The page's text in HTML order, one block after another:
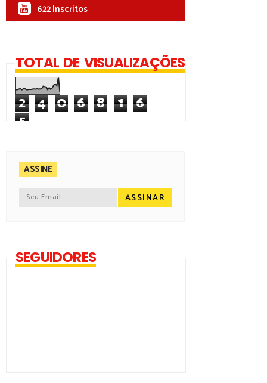
622 Inscritos
TOTAL DE VISUALIZAÇÕES
2 4 0 6 8 1 6
5
ASSINE
SEGUIDORES